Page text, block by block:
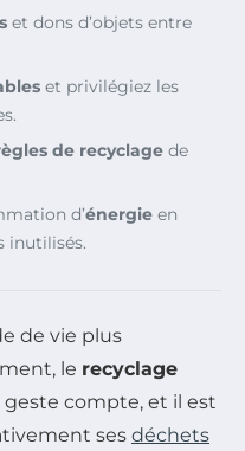
et dons d’objets entre
et privilégiez les
de recyclage de
d’énergie en
inutilisés.
de vie plus
le recyclage
geste compte, et il est
ses déchets